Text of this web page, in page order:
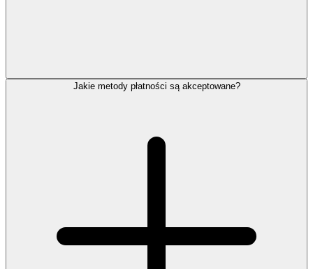
Jakie metody płatności są akceptowane?